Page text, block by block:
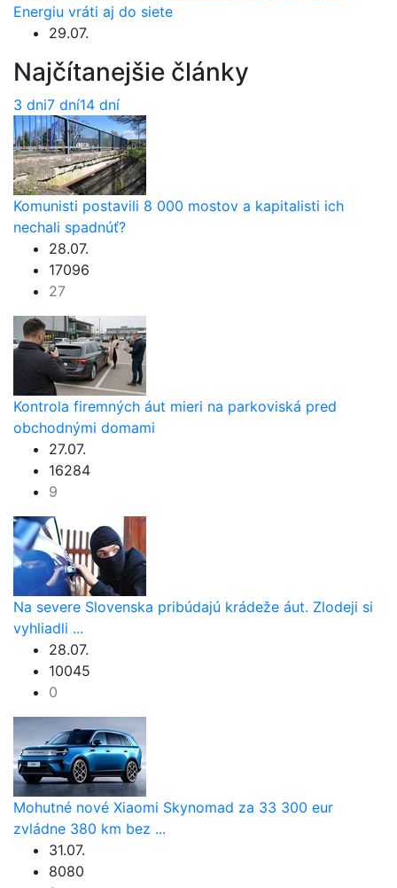
Energiu vráti aj do siete
29.07.
Najčítanejšie články
3 dni7 dní14 dní
Komunisti postavili 8 000 mostov a kapitalisti ich
nechali spadnúť?
28.07.
17096
27
Kontrola firemných áut mieri na parkoviská pred
obchodnými domami
27.07.
16284
9
Na severe Slovenska pribúdajú krádeže áut. Zlodeji si
vyhliadli ...
28.07.
10045
0
Mohutné nové Xiaomi Skynomad za 33 300 eur
zvládne 380 km bez ...
31.07.
8080